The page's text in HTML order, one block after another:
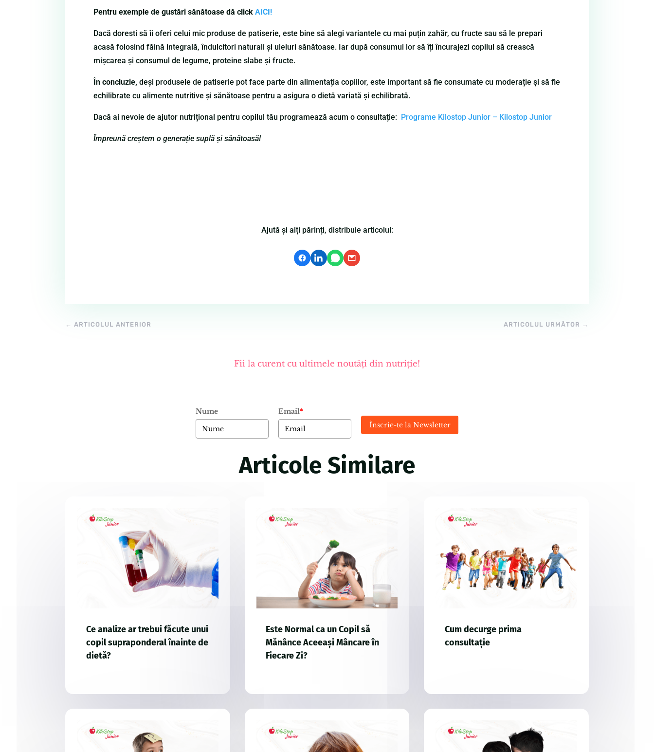
Pentru exemple de gustări sănătoase dă clickAICI!
Dacă doresti să îi oferi celui mic produse de patiserie, este bine să alegi variantele cu mai puțin zahăr, cu fructe sau să le prepari
acasă folosind făină integrală, îndulcitori naturali și uleiuri sănătoase. Iar după consumul lor să îți încurajezi copilul să crească
mișcarea și consumul de legume, proteine slabe și fructe.
În concluzie, deși produsele de patiserie pot face parte din alimentația copiilor, este important să fie consumate cu moderație și să fie
echilibrate cu alimente nutritive și sănătoase pentru a asigura o dietă variată și echilibrată.
Dacă ai nevoie de ajutor nutrițional pentru copilul tău programează acum o consultație: Programe Kilostop Junior – Kilostop Junior
Împreună creștem o generație suplă și sănătoasă!
Ajută și alți părinți, distribuie articolul:
←ARTICOLUL ANTERIOR ARTICOLUL URMĂTOR →
Fii la curent cu ultimele noutăți din nutriție!
Nume Email*
Înscrie-te la Newsletter
Articole Similare
Ce analize ar trebui făcute unui
copil supraponderal înainte de
dietă?
Este Normal ca un Copil să
Mănânce Aceeași Mâncare în
Fiecare Zi?
Cum decurge prima
consultație